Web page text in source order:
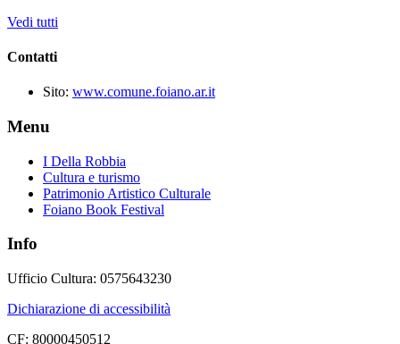
Vedi tutti
Contatti
Sito: www.comune.foiano.ar.it
Menu
I Della Robbia
Cultura e turismo
Patrimonio Artistico Culturale
Foiano Book Festival
Info
Ufficio Cultura: 0575643230
Dichiarazione di accessibilità
CF: 80000450512